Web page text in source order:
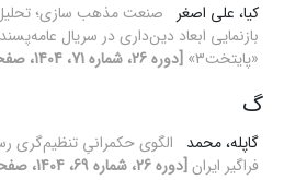
کیا، علی اصغر
صنعت مذهب سازی؛
بازنمایی ابعاد دین‌داری در سریال
«پایتخت3»
[دوره 26، شماره 71، 1404، صفحه 241-289]
گ
گاپله، محمد
الگوی حکمرانیِ تنظیم‌گری
فراگیر ایران [دوره 26، شماره 69، 1404، صفحه 43-79]